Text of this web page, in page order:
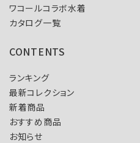
ワコールコラボ水着
カタログ一覧
CONTENTS
ランキング
最新コレクション
新着商品
おすすめ商品
お知らせ